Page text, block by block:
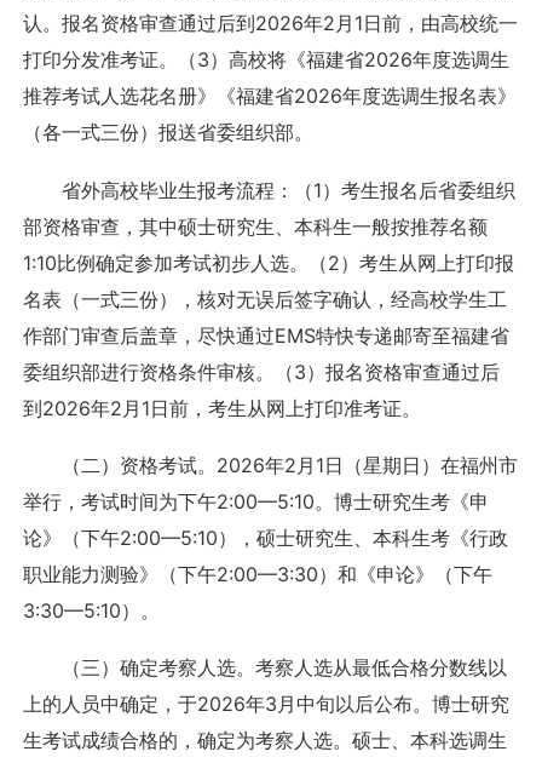
认。报名资格审查通过后到2026年2月1日前，由高校统一
打印分发准考证。（3）高校将《福建省2026年度选调生
推荐考试人选花名册》《福建省2026年度选调生报名表》
（各一式三份）报送省委组织部。
省外高校毕业生报考流程：（1）考生报名后省委组织
部资格审查，其中硕士研究生、本科生一般按推荐名额
1:10比例确定参加考试初步人选。（2）考生从网上打印报
名表（一式三份），核对无误后签字确认，经高校学生工
作部门审查后盖章，尽快通过EMS特快专递邮寄至福建省
委组织部进行资格条件审核。（3）报名资格审查通过后
到2026年2月1日前，考生从网上打印准考证。
（二）资格考试。2026年2月1日（星期日）在福州市
举行，考试时间为下午2:00—5:10。博士研究生考《申
论》（下午2:00—5:10），硕士研究生、本科生考《行政
职业能力测验》（下午2:00—3:30）和《申论》（下午
3:30—5:10）。
（三）确定考察人选。考察人选从最低合格分数线以
上的人员中确定，于2026年3月中旬以后公布。博士研究
生考试成绩合格的，确定为考察人选。硕士、本科选调生